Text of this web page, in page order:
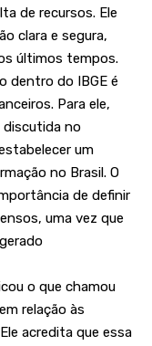
de recursos. Ele
clara e segura,
últimos tempos.
dentro do IBGE é
Para ele,
discutida no
um
no Brasil. O
de definir
uma vez que
o que chamou
relação às
acredita que essa